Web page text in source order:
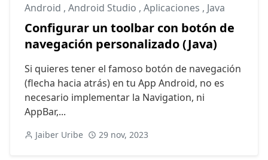
Android , Android Studio , Aplicaciones , Java
Configurar un toolbar con botón de
navegación personalizado (Java)
Si quieres tener el famoso botón de navegación
(flecha hacia atrás) en tu App Android, no es
necesario implementar la Navigation, ni
AppBar,...
Jaiber Uribe 29 nov, 2023